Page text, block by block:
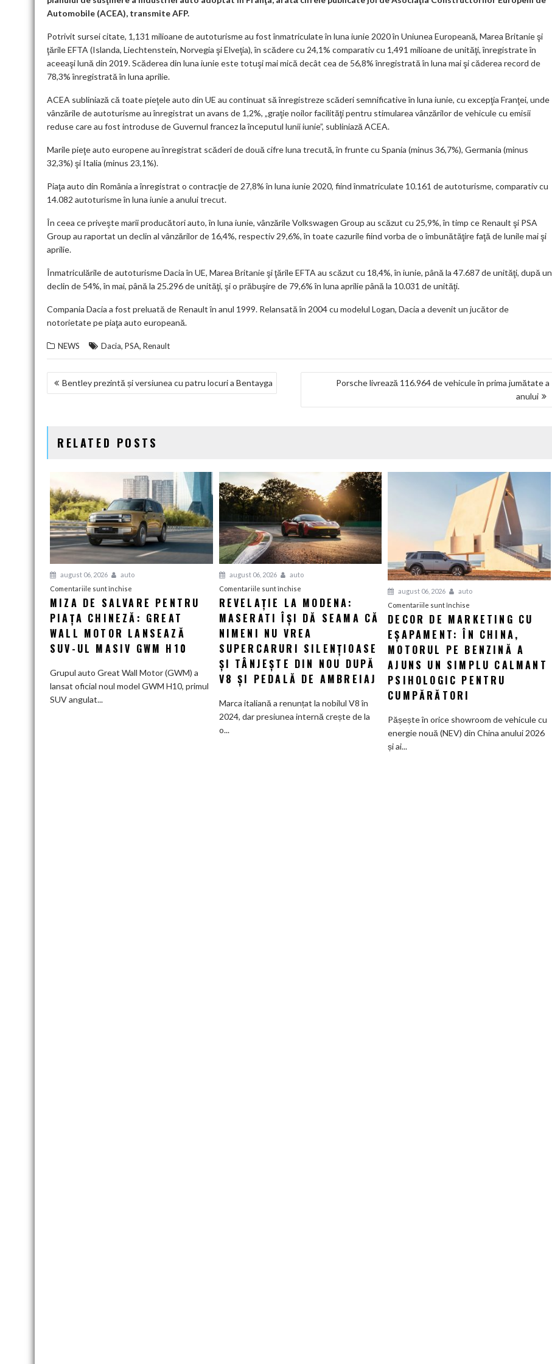
o
k
m
ar
Automobile (ACEA), transmite AFP.
Potrivit sursei citate, 1,131 milioane de autoturisme au fost înmatriculate în luna iunie 2020 în Uniunea Europeană, Marea Britanie şi
ţările EFTA (Islanda, Liechtenstein, Norvegia şi Elveţia), în scădere cu 24,1% comparativ cu 1,491 milioane de unităţi, înregistrate în
aceeaşi lună din 2019. Scăderea din luna iunie este totuşi mai mică decât cea de 56,8% înregistrată în luna mai şi căderea record de
78,3% înregistrată în luna aprilie.
ACEA subliniază că toate pieţele auto din UE au continuat să înregistreze scăderi semnificative în luna iunie, cu excepţia Franţei, unde
vânzările de autoturisme au înregistrat un avans de 1,2%, „graţie noilor facilităţi pentru stimularea vânzărilor de vehicule cu emisii
reduse care au fost introduse de Guvernul francez la începutul lunii iunie”, subliniază ACEA.
Marile pieţe auto europene au înregistrat scăderi de două cifre luna trecută, în frunte cu Spania (minus 36,7%), Germania (minus
32,3%) şi Italia (minus 23,1%).
Piaţa auto din România a înregistrat o contracţie de 27,8% în luna iunie 2020, fiind înmatriculate 10.161 de autoturisme, comparativ cu
14.082 autoturisme în luna iunie a anului trecut.
În ceea ce priveşte marii producători auto, în luna iunie, vânzările Volkswagen Group au scăzut cu 25,9%, în timp ce Renault şi PSA
Group au raportat un declin al vânzărilor de 16,4%, respectiv 29,6%, în toate cazurile fiind vorba de o îmbunătăţire faţă de lunile mai şi
aprilie.
Înmatriculările de autoturisme Dacia în UE, Marea Britanie şi ţările EFTA au scăzut cu 18,4%, în iunie, până la 47.687 de unităţi, după un
declin de 54%, în mai, până la 25.296 de unităţi, şi o prăbuşire de 79,6% în luna aprilie până la 10.031 de unităţi.
Compania Dacia a fost preluată de Renault în anul 1999. Relansată în 2004 cu modelul Logan, Dacia a devenit un jucător de
notorietate pe piaţa auto europeană.
NEWS Dacia, PSA, Renault
NAVIGARE
Bentley prezintă și versiunea cu patru locuri a Bentayga
Porsche livrează 116.964 de vehicule în prima jumătate a
anului
RELATED POSTS
august 06, 2026
auto
Comentariile sunt închise
Miza
de
salvare
piața
MIZA DE SALVARE PENTRU
PIAȚA CHINEZĂ: GREAT
WALL MOTOR LANSEAZĂ
SUV-UL MASIV GWM H10
Grupul auto Great Wall Motor (GWM) a
lansat oficial noul model GWM H10, primul
SUV angulat...
august 06, 2026
auto
Comentariile sunt închisepentru
Revelație
la
Modena:
își
dă
seama
nimeni
nu
REVELAȚIE LA MODENA:
MASERATI ÎȘI DĂ SEAMA CĂ
NIMENI NU VREA
SUPERCARURI SILENȚIOASE
ȘI TÂNJEȘTE DIN NOU DUPĂ
V8 ȘI PEDALĂ DE AMBREIAJ
Marca italiană a renunțat la nobilul V8 în
2024, dar presiunea internă crește de la
o...
august 06, 2026
auto
Comentariile sunt închise
Decor
de
marketing
eșapament:
În
pe
benzină
DECOR DE MARKETING CU
EȘAPAMENT: ÎN CHINA,
MOTORUL PE BENZINĂ A
AJUNS UN SIMPLU CALMANT
PSIHOLOGIC PENTRU
CUMPĂRĂTORI
Pășește în orice showroom de vehicule cu
energie nouă (NEV) din China anului 2026
și ai...